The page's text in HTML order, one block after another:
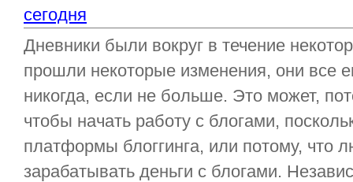
сегодня
Дневники были вокруг в течение
прошли некоторые изменения, они все
никогда, если не больше. Это может,
чтобы начать работу с блогами,
платформы блоггинга, или потому, что
зарабатывать деньги с блогами.